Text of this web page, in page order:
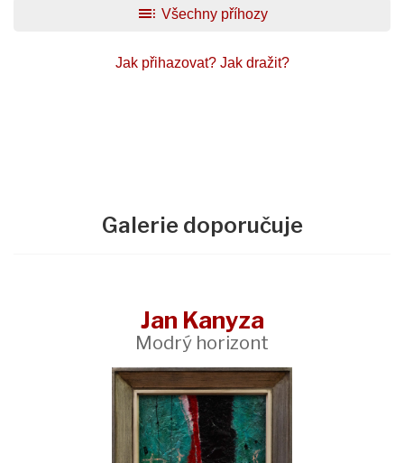
toc Všechny příhozy
Jak přihazovat? Jak dražit?
Galerie doporučuje
Jan Kanyza
Modrý horizont